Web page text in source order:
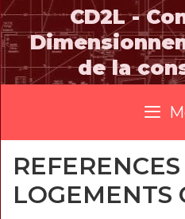
Skip
to
content
CD2L -
de la
REFERENCES
LOGEMENTS